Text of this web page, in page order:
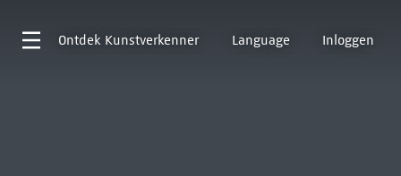
Ontdek Kunstverkenner Language Inloggen